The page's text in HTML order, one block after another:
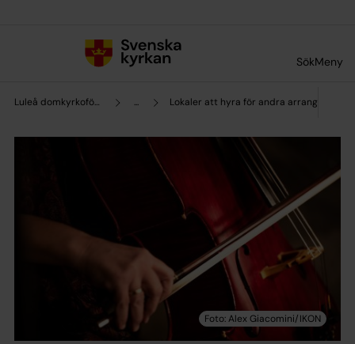
SökMeny
Luleå domkyrkoförsamling ... Lokaler att hyra för andra arrangemang